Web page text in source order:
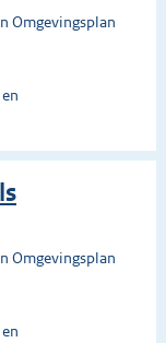
Omgevingsplan
Omgevingsplan